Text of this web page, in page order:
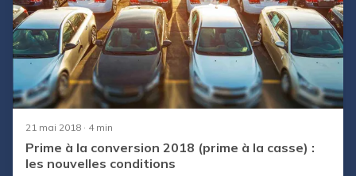
21 mai 2018 · 4 min
Prime à la conversion 2018 (prime à la casse) :
les nouvelles conditions